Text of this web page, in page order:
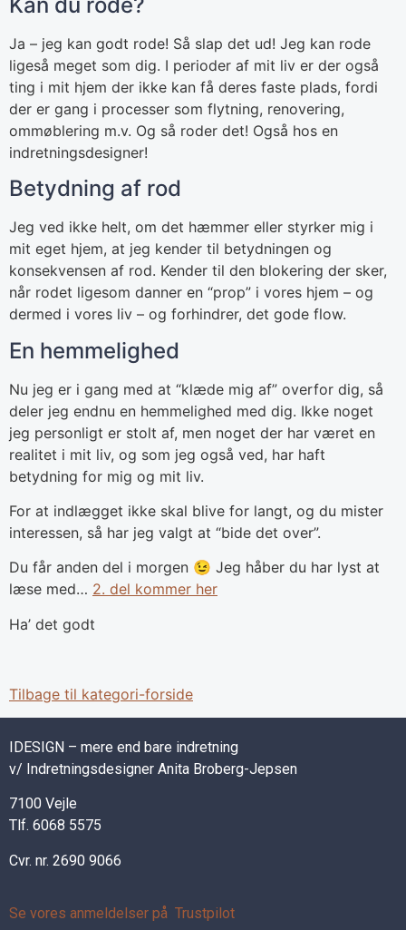
Ja – jeg kan godt rode! Så slap det ud! Jeg kan rode
ligeså meget som dig. I perioder af mit liv er der også
ting i mit hjem der ikke kan få deres faste plads, fordi
der er gang i processer som flytning, renovering,
ommøblering m.v. Og så roder det! Også hos en
indretningsdesigner!
Betydning af rod
Jeg ved ikke helt, om det hæmmer eller styrker mig i
mit eget hjem, at jeg kender til betydningen og
konsekvensen af rod. Kender til den blokering der sker,
når rodet ligesom danner en “prop” i vores hjem – og
dermed i vores liv – og forhindrer, det gode flow.
En hemmelighed
Nu jeg er i gang med at “klæde mig af” overfor dig, så
deler jeg endnu en hemmelighed med dig. Ikke noget
jeg personligt er stolt af, men noget der har været en
realitet i mit liv, og som jeg også ved, har haft
betydning for mig og mit liv.
For at indlægget ikke skal blive for langt, og du mister
interessen, så har jeg valgt at “bide det over”.
Du får anden del i morgen 😉 Jeg håber du har lyst at
læse med… 2. del kommer her
Ha’ det godt
Tilbage til kategori-forside
IDESIGN – mere end bare indretning
v/ Indretningsdesigner Anita Broberg-Jepsen
7100 Vejle
Tlf. 6068 5575
Cvr. nr. 2690 9066
Se vores anmeldelser på Trustpilot